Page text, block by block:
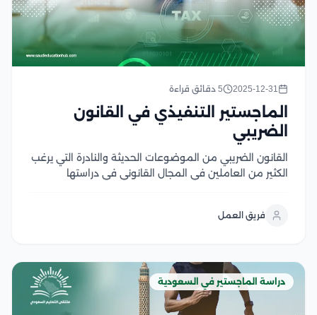
2025-12-31 5 دقائق قراءة
الماجستير التنفيذي في القانون
الضريبي
القانون الضريبي من الموضوعات الحديثة والنادرة التي يرغب
الكثير من العاملين في المجال القانوني في دراستها
القانون والمحاسبة من فهم القواعد والقوانين الضريبية،
فريق العمل
دراسة الماجستير في السعودية